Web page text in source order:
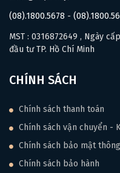
(08).1800.5678 -
MST : 0316872649 , Ngày
đầu tư TP. Hồ Chí Minh
CHÍNH SÁCH
Chính sách thanh toán
Chính sách vận chuyển -
Chính sách bảo mật
Chính sách bảo hành